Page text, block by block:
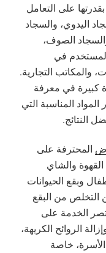
بقدرتها على التعامل
اليدوي، والسجاد
الصوف،
المستخدم في
والمكاتب التجارية.
كبيرة في معرفة
المناسبة التي
النتائج.
المحترفة على
القهوة والشاي
وبقع الحيوانات
التخلص من البقع
الخدمة على
الروائح الكريهة،
خاصة